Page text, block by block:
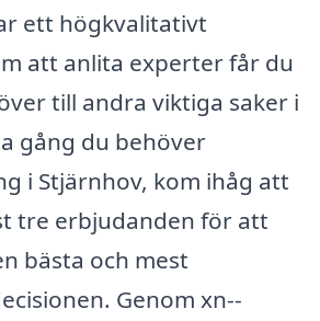
ett högkvalitativt
att anlita experter får du
till andra viktiga saker i
gång du behöver
i Stjärnhov, kom ihåg att
tre erbjudanden för att
bästa och mest
Genom xn--